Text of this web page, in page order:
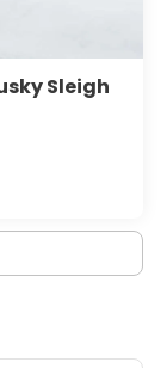
Sleigh